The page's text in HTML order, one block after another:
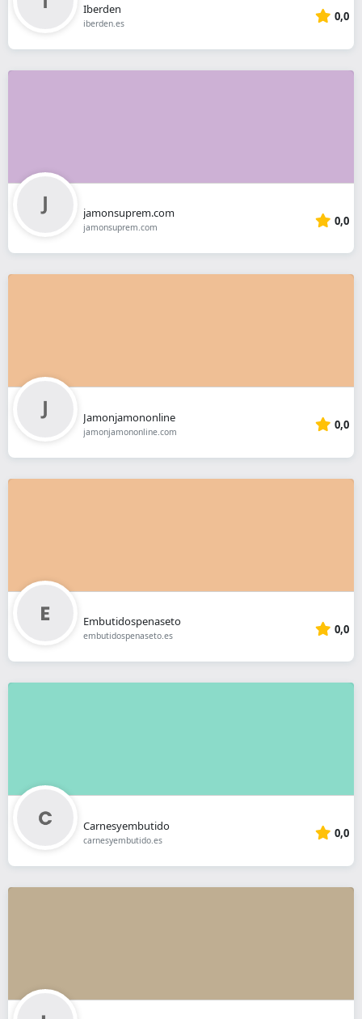
Iberden
iberden.es 0,0
jamonsuprem.com
jamonsuprem.com 0,0
Jamonjamononline
jamonjamononline.com 0,0
Embutidospenaseto
embutidospenaseto.es 0,0
Carnesyembutido
carnesyembutido.es 0,0